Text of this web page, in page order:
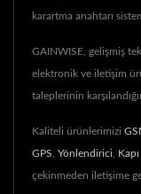
karartma anahtarı
GAINWISE, gelişmiş
elektronik ve iletişim
taleplerinin
Kaliteli ürünlerimizi
GPS Yönlendirici
çekinmeden iletişime